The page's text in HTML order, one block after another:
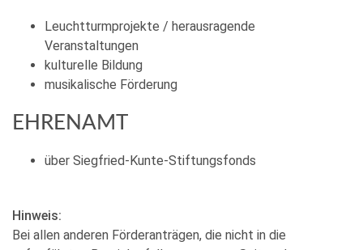
Leuchtturmprojekte / herausragende
Veranstaltungen
kulturelle Bildung
musikalische Förderung
EHRENAMT
über Siegfried-Kunte-Stiftungsfonds
Hinweis:
Bei allen anderen Förderanträgen, die nicht in die